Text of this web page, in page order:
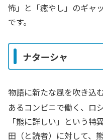
怖」と「癒やし」のギャ
です。
ナターシャ
物語に新たな風を吹き込
あるコンビニで働く、ロ
「熊に詳しい」という
田（と読者）に対して、